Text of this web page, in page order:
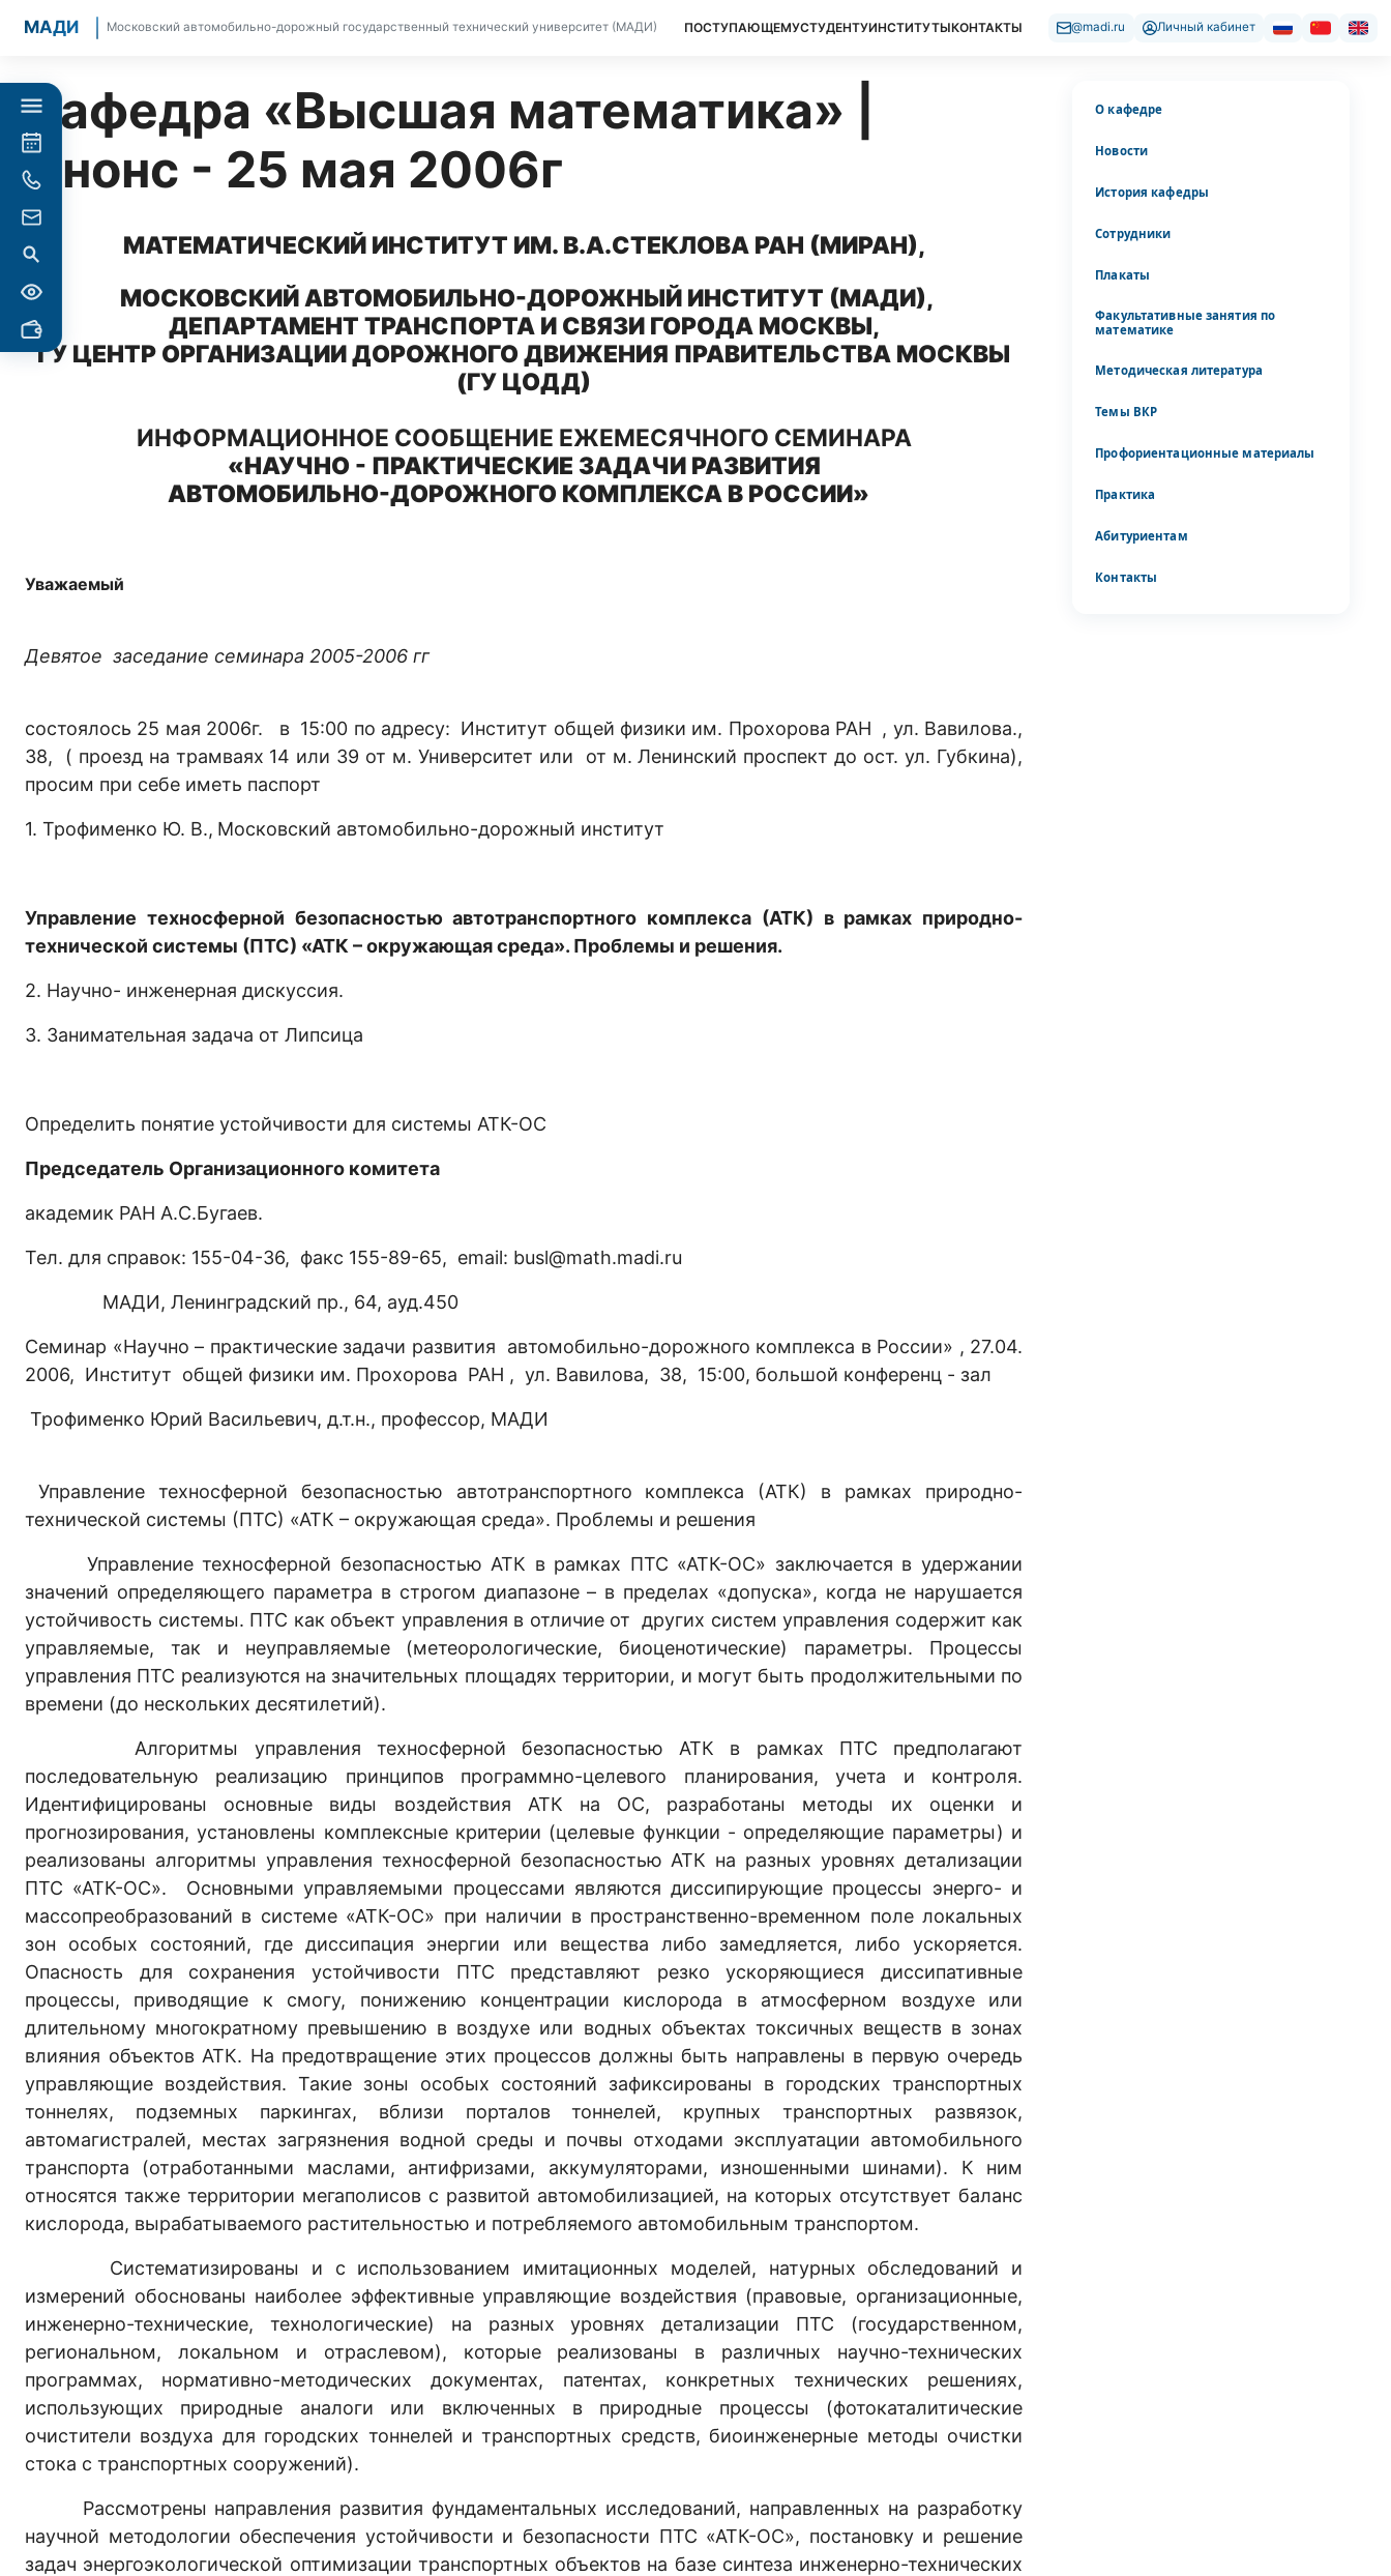
МАДИ Московский автомобильно-дорожный государственный технический университет (МАДИ) ПОСТУПАЮЩЕМУСТУДЕНТУИНСТИТУТЫКОНТАКТЫ @madi.ru Личный кабинет
Кафедра «Высшая математика» |
Анонс - 25 мая 2006г
МАТЕМАТИЧЕСКИЙ ИНСТИТУТ ИМ. В.А.СТЕКЛОВА РАН (МИРАН),
МОСКОВСКИЙ АВТОМОБИЛЬНО-ДОРОЖНЫЙ ИНСТИТУТ (МАДИ),
ДЕПАРТАМЕНТ ТРАНСПОРТА И СВЯЗИ ГОРОДА МОСКВЫ,
ГУ ЦЕНТР ОРГАНИЗАЦИИ ДОРОЖНОГО ДВИЖЕНИЯ ПРАВИТЕЛЬСТВА МОСКВЫ
(ГУ ЦОДД)
ИНФОРМАЦИОННОЕ СООБЩЕНИЕ ЕЖЕМЕСЯЧНОГО СЕМИНАРА
«НАУЧНО - ПРАКТИЧЕСКИЕ ЗАДАЧИ РАЗВИТИЯ
АВТОМОБИЛЬНО-ДОРОЖНОГО КОМПЛЕКСА В РОССИИ»
Уважаемый
Девятое заседание семинара 2005-2006 гг
состоялось 25 мая 2006г. в 15:00 по адресу: Институт общей физики им. Прохорова РАН , ул. Вавилова.,
38, ( проезд на трамваях 14 или 39 от м. Университет или от м. Ленинский проспект до ост. ул. Губкина),
просим при себе иметь паспорт
1. Трофименко Ю. В., Московский автомобильно-дорожный институт
Управление техносферной безопасностью автотранспортного комплекса (АТК) в рамках природно-
технической системы (ПТС) «АТК – окружающая среда». Проблемы и решения.
2. Научно- инженерная дискуссия.
3. Занимательная задача от Липсица
Определить понятие устойчивости для системы АТК-ОС
Председатель Организационного комитета
академик РАН А.С.Бугаев.
Тел. для справок: 155-04-36, факс 155-89-65, email: busl@math.madi.ru
МАДИ, Ленинградский пр., 64, ауд.450
Семинар «Научно – практические задачи развития автомобильно-дорожного комплекса в России» , 27.04.
2006, Институт общей физики им. Прохорова РАН , ул. Вавилова, 38, 15:00, большой конференц - зал
Трофименко Юрий Васильевич, д.т.н., профессор, МАДИ
Управление техносферной безопасностью автотранспортного комплекса (АТК) в рамках природно-
технической системы (ПТС) «АТК – окружающая среда». Проблемы и решения
Управление техносферной безопасностью АТК в рамках ПТС «АТК-ОС» заключается в удержании
значений определяющего параметра в строгом диапазоне – в пределах «допуска», когда не нарушается
устойчивость системы. ПТС как объект управления в отличие от других систем управления содержит как
управляемые, так и неуправляемые (метеорологические, биоценотические) параметры. Процессы
управления ПТС реализуются на значительных площадях территории, и могут быть продолжительными по
времени (до нескольких десятилетий).
Алгоритмы управления техносферной безопасностью АТК в рамках ПТС предполагают
последовательную реализацию принципов программно-целевого планирования, учета и контроля.
Идентифицированы основные виды воздействия АТК на ОС, разработаны методы их оценки и
прогнозирования, установлены комплексные критерии (целевые функции - определяющие параметры) и
реализованы алгоритмы управления техносферной безопасностью АТК на разных уровнях детализации
ПТС «АТК-ОС». Основными управляемыми процессами являются диссипирующие процессы энерго- и
массопреобразований в системе «АТК-ОС» при наличии в пространственно-временном поле локальных
зон особых состояний, где диссипация энергии или вещества либо замедляется, либо ускоряется.
Опасность для сохранения устойчивости ПТС представляют резко ускоряющиеся диссипативные
процессы, приводящие к смогу, понижению концентрации кислорода в атмосферном воздухе или
длительному многократному превышению в воздухе или водных объектах токсичных веществ в зонах
влияния объектов АТК. На предотвращение этих процессов должны быть направлены в первую очередь
управляющие воздействия. Такие зоны особых состояний зафиксированы в городских транспортных
тоннелях, подземных паркингах, вблизи порталов тоннелей, крупных транспортных развязок,
автомагистралей, местах загрязнения водной среды и почвы отходами эксплуатации автомобильного
транспорта (отработанными маслами, антифризами, аккумуляторами, изношенными шинами). К ним
относятся также территории мегаполисов с развитой автомобилизацией, на которых отсутствует баланс
кислорода, вырабатываемого растительностью и потребляемого автомобильным транспортом.
Систематизированы и с использованием имитационных моделей, натурных обследований и
измерений обоснованы наиболее эффективные управляющие воздействия (правовые, организационные,
инженерно-технические, технологические) на разных уровнях детализации ПТС (государственном,
региональном, локальном и отраслевом), которые реализованы в различных научно-технических
программах, нормативно-методических документах, патентах, конкретных технических решениях,
использующих природные аналоги или включенных в природные процессы (фотокаталитические
очистители воздуха для городских тоннелей и транспортных средств, биоинженерные методы очистки
стока с транспортных сооружений).
Рассмотрены направления развития фундаментальных исследований, направленных на разработку
научной методологии обеспечения устойчивости и безопасности ПТС «АТК-ОС», постановку и решение
задач энергоэкологической оптимизации транспортных объектов на базе синтеза инженерно-технических
О кафедре
Новости
История кафедры
Сотрудники
Плакаты
Факультативные занятия по
математике
Методическая литература
Темы ВКР
Профориентационные материалы
Практика
Абитуриентам
Контакты